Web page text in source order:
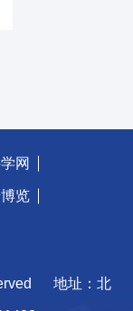
网
览
地址：北